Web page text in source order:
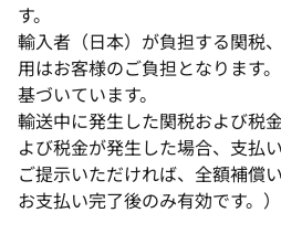
す。
輸入者（日本）が負担する関税
用はお客様のご負担となります
基づいています。
輸送中に発生した関税および税
よび税金が発生した場合、支払
ご提示いただければ、全額補償
お支払い完了後のみ有効です。）